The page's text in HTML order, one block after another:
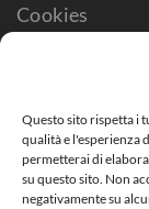
Questo sito rispetta i
qualità e l'esperienza
permetterai di
su questo sito. Non
negativamente su
Cookies